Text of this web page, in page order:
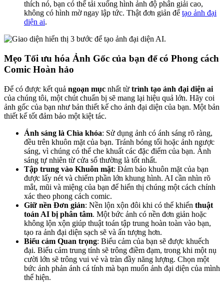
thích nó, bạn có thể tải xuống hình ảnh độ phân giải cao,
không có hình mờ ngay lập tức. Thật đơn giản để tạo ảnh đại
diện ai.
Mẹo Tối ưu hóa Ảnh Gốc của bạn để có Phong cách
Comic Hoàn hảo
Để có được kết quả ngoạn mục nhất từ trình tạo ảnh đại diện ai
của chúng tôi, một chút chuẩn bị sẽ mang lại hiệu quả lớn. Hãy coi
ảnh gốc của bạn như bản thiết kế cho ảnh đại diện của bạn. Một bản
thiết kế tốt đảm bảo một kiệt tác.
Ánh sáng là Chìa khóa: Sử dụng ảnh có ánh sáng rõ ràng,
đều trên khuôn mặt của bạn. Tránh bóng tối hoặc ảnh ngược
sáng, vì chúng có thể che khuất các đặc điểm của bạn. Ánh
sáng tự nhiên từ cửa sổ thường là tốt nhất.
Tập trung vào Khuôn mặt: Đảm bảo khuôn mặt của bạn
được lấy nét và chiếm phần lớn khung hình. AI cần nhìn rõ
mắt, mũi và miệng của bạn để hiển thị chúng một cách chính
xác theo phong cách comic.
Giữ nền Đơn giản: Nền lộn xộn đôi khi có thể khiến thuật
toán AI bị phân tâm. Một bức ảnh có nền đơn giản hoặc
không lộn xộn giúp thuật toán tập trung hoàn toàn vào bạn,
tạo ra ảnh đại diện sạch sẽ và ấn tượng hơn.
Biểu cảm Quan trọng: Biểu cảm của bạn sẽ được khuếch
đại. Biểu cảm trung tính sẽ trông điềm đạm, trong khi một nụ
cười lớn sẽ trông vui vẻ và tràn đầy năng lượng. Chọn một
bức ảnh phản ánh cá tính mà bạn muốn ảnh đại diện của mình
thể hiện.